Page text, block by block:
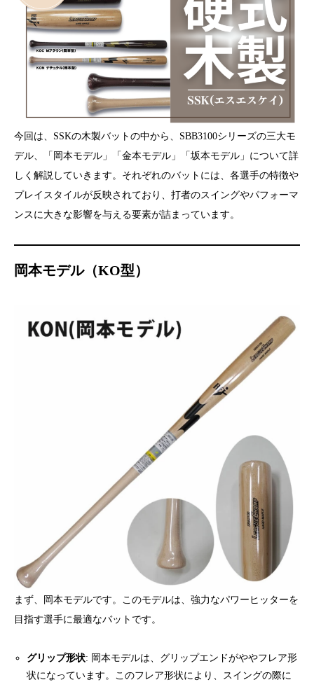
今回は、SSKの木製バットの中から、SBB3100シリーズの三大モ
デル、「岡本モデル」「金本モデル」「坂本モデル」について詳
しく解説していきます。それぞれのバットには、各選手の特徴や
プレイスタイルが反映されており、打者のスイングやパフォーマ
ンスに大きな影響を与える要素が詰まっています。
岡本モデル（KO型）
まず、岡本モデルです。このモデルは、強力なパワーヒッターを
目指す選手に最適なバットです。
グリップ形状: 岡本モデルは、グリップエンドがややフレア形
状になっています。このフレア形状により、スイングの際に